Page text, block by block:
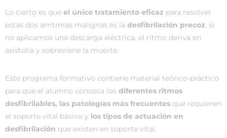
Lo cierto es que el único tratamiento eficaz para resolver
estas dos arritmias malignas es la desfibrilación precoz, si
no aplicamos una descarga eléctrica, el ritmo deriva en
asistolia y sobreviene la muerte.
Este programa formativo contiene material teórico-práctico
para que el alumno conozca los diferentes ritmos
desfibrilables, las patologías más frecuentes que requieren
el soporte vital básico y los tipos de actuación en
desfibrilación que existen en soporte vital.